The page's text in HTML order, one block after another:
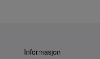
Informasjon